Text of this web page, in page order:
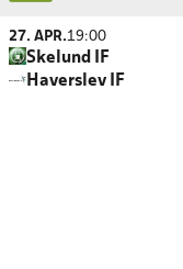
27. APR.19:00
Skelund IF
Haverslev IF